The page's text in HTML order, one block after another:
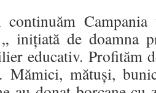
Campania
inițiată de doamna
educativ. Profităm
Mămici, mătuși,